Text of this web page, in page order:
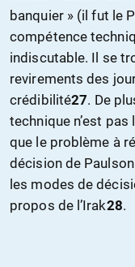
banquier » (il fut le
compétence
indiscutable. Il se
revirements des
crédibilité27. De
technique n’est
que le problème à
décision de
les modes de
propos de l’Irak28.